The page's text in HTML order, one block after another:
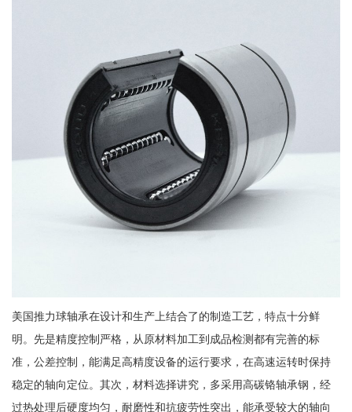
美国推力球轴承在设计和生产上结合了的制造工艺，特点十分鲜
明。先是精度控制严格，从原材料加工到成品检测都有完善的标
准，公差控制，能满足高精度设备的运行要求，在高速运转时保持
稳定的轴向定位。其次，材料选择讲究，多采用高碳铬轴承钢，经
过热处理后硬度均匀，耐磨性和抗疲劳性突出，能承受较大的轴向